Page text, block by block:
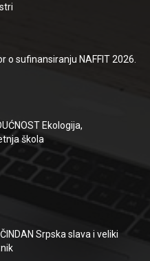
o sufinansiranju NAFFIT 2026.
Ekologija,
škola
Srpska slava i veliki